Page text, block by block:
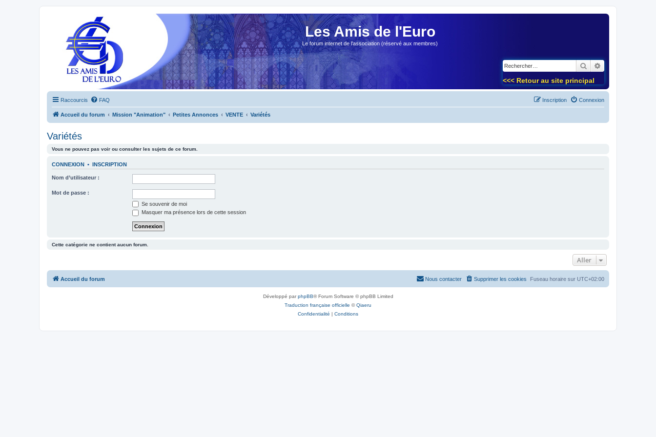
Les Amis de l'Euro
Le forum internet de l'association (réservé aux membres)
Rechercher
<<< Retour au site principal
Raccourcis FAQ Connexion
Inscription
Accueil du forum Mission "Animation" Petites Annonces VENTE Variétés
Variétés
Vous ne pouvez pas voir ou consulter les sujets de ce forum.
CONNEXION • INSCRIPTION
Nom d’utilisateur :
Mot de passe :
Se souvenir de moi
Masquer ma présence lors de cette session
Cette catégorie ne contient aucun forum.
Aller
Accueil du forum Fuseau horaire sur UTC+02:00
Supprimer les cookies
Nous contacter
Développé parphpBB® Forum Software © phpBB Limited
Traduction française officielle ©Qiaeru
Confidentialité | Conditions